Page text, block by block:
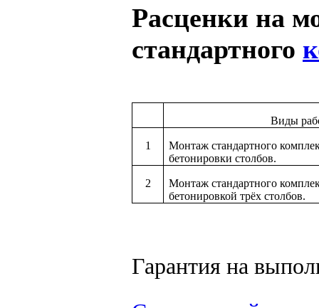
Расценки на
стандартного
Виды
1
Монтаж стандартного
бетонировки столбов.
2
Монтаж стандартного
бетонировкой трёх столбов.
Гарантия на